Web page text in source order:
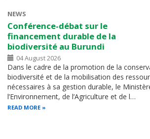
NEWS
Conférence-débat sur le
financement durable de la
biodiversité au Burundi
04 August 2026
Dans le cadre de la promotion de la
biodiversité et de la mobilisation des
nécessaires à sa gestion durable, le
l’Environnement, de l’Agriculture et de l…
READ MORE